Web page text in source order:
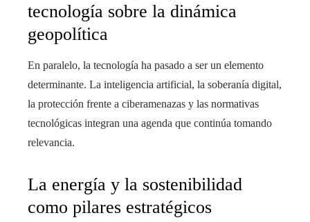
tecnología sobre la dinámica
geopolítica
En paralelo, la tecnología ha pasado a ser un elemento
determinante. La inteligencia artificial, la soberanía digital,
la protección frente a ciberamenazas y las normativas
tecnológicas integran una agenda que continúa tomando
relevancia.
La energía y la sostenibilidad
como pilares estratégicos